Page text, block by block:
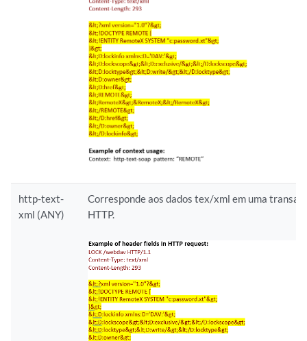
http-text-
xml (ANY)
Corresponde aos dados tex/xml em uma
HTTP.